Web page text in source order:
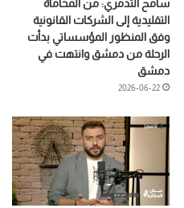
سامح التدمري: من المحاماة
التقليدية إلى الشركات القانونية
وفق المنظور المؤسساتي بدأت
الرحلة من دمشق وانتهت في
دمشق
2026-06-22